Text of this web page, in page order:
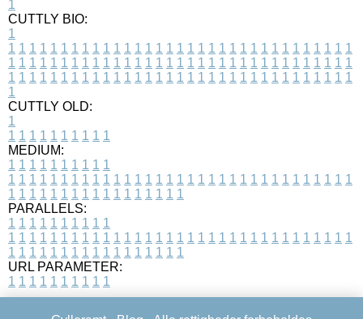
1
CUTTLY BIO:
1
1 1 1 1 1 1 1 1 1 1 1 1 1 1 1 1 1 1 1 1 1 1 1 1 1 1 1 1 1 1 1 1 1
1 1 1 1 1 1 1 1 1 1 1 1 1 1 1 1 1 1 1 1 1 1 1 1 1 1 1 1 1 1 1 1 1
1 1 1 1 1 1 1 1 1 1 1 1 1 1 1 1 1 1 1 1 1 1 1 1 1 1 1 1 1 1 1 1 1
1
CUTTLY OLD:
1
1 1 1 1 1 1 1 1 1 1
MEDIUM:
1 1 1 1 1 1 1 1 1 1
1 1 1 1 1 1 1 1 1 1 1 1 1 1 1 1 1 1 1 1 1 1 1 1 1 1 1 1 1 1 1 1 1
1 1 1 1 1 1 1 1 1 1 1 1 1 1 1 1 1
PARALLELS:
1 1 1 1 1 1 1 1 1 1
1 1 1 1 1 1 1 1 1 1 1 1 1 1 1 1 1 1 1 1 1 1 1 1 1 1 1 1 1 1 1 1 1
1 1 1 1 1 1 1 1 1 1 1 1 1 1 1 1 1
URL PARAMETER:
1 1 1 1 1 1 1 1 1 1